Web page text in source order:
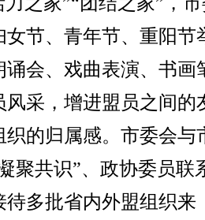
女节、青年节、重阳节
诵会、戏曲表演、书画
风采，增进盟员之间的
织的归属感。市委会与
聚共识”、政协委员联
待多批省内外盟组织来